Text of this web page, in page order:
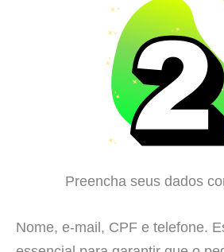
Preencha seus dados
Nome, e-mail, CPF e telefone.